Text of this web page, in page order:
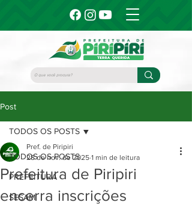
Post
TODOS OS POSTS
PREFEITURA
SESAM
TODOS OS POSTS
Prefeitura de Piripiri
encerra inscrições
Pref. de Piripiri
28 de nov. de 2025 1 min de leitura